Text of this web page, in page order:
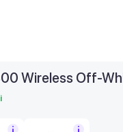
Wireless Off-